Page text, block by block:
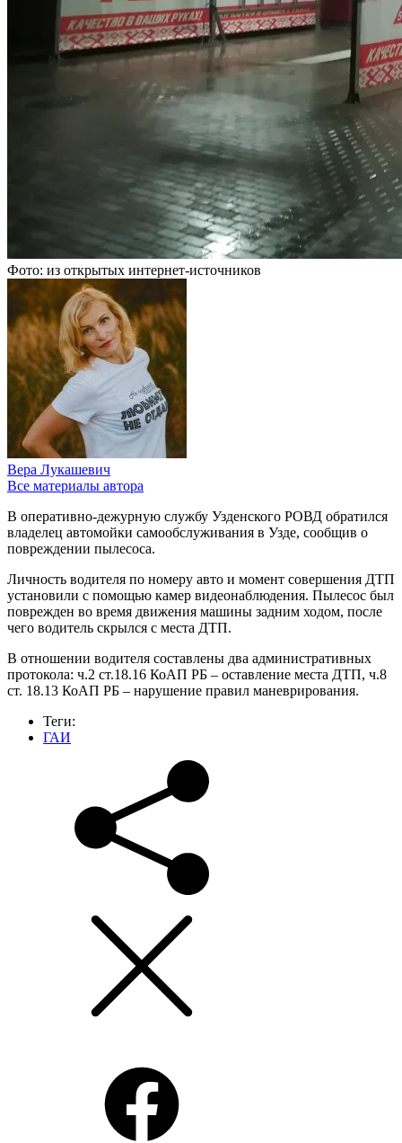
Фото: из открытых интернет-источников
Вера Лукашевич
Все материалы автора
В оперативно-дежурную службу Узденского РОВД обратился
владелец автомойки самообслуживания в Узде, сообщив о
повреждении пылесоса.
Личность водителя по номеру авто и момент совершения ДТП
установили с помощью камер видеонаблюдения. Пылесос был
поврежден во время движения машины задним ходом, после
чего водитель скрылся с места ДТП.
В отношении водителя составлены два административных
протокола: ч.2 ст.18.16 КоАП РБ – оставление места ДТП, ч.8
ст. 18.13 КоАП РБ – нарушение правил маневрирования.
Теги:
ГАИ